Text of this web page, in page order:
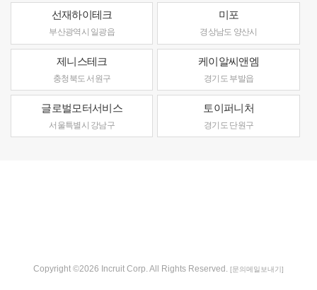
선재하이테크
부산광역시 일광읍
미포
경상남도 양산시
제니스테크
충청북도 서원구
케이알씨앤엠
경기도 부발읍
글로벌모터서비스
서울특별시 강남구
토이퍼니처
경기도 단원구
Copyright ©2026 Incruit Corp. All Rights Reserved. [문의메일보내기]